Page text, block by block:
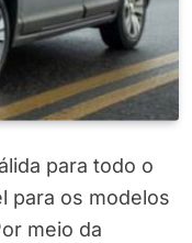
para todo o
para os modelos
meio da